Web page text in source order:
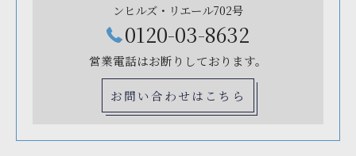
ンヒルズ・リエール702号
0120-03-8632
営業電話はお断りしております。
お問い合わせはこちら